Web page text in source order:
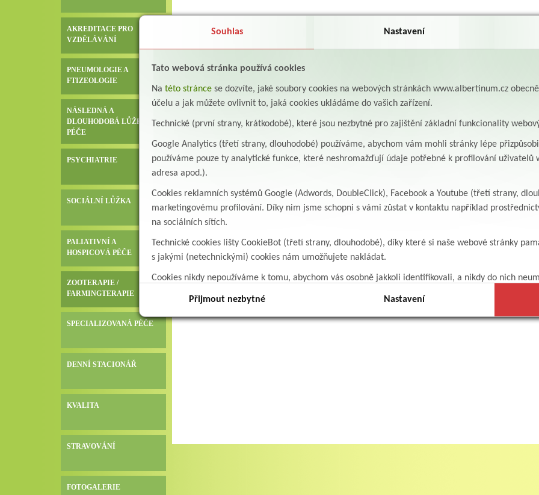
AKREDITACE PRO
VZDĚLÁVÁNÍ
PNEUMOLOGIE A
FTIZEOLOGIE
NÁSLEDNÁ A
DLOUHODOBÁ LŮŽKOVÁ
PÉČE
PSYCHIATRIE
SOCIÁLNÍ LŮŽKA
PALIATIVNÍ A
HOSPICOVÁ PÉČE
ZOOTERAPIE /
FARMINGTERAPIE
SPECIALIZOVANÁ PÉČE
DENNÍ STACIONÁŘ
KVALITA
STRAVOVÁNÍ
FOTOGALERIE
Souhlas Nastavení
Tato webová stránka používá cookies
Na této stránce se dozvíte, jaké soubory cookies na webových stránkách www.albertinum.cz
účelu a jak můžete ovlivnit to, jaká cookies ukládáme do vašich zařízení.
Technické (první strany, krátkodobé), které jsou nezbytné pro zajištění základní funkcionality
Google Analytics (třetí strany, dlouhodobé) používáme, abychom vám mohli stránky lépe
používáme pouze ty analytické funkce, které neshromažďují údaje potřebné k profilování uživatelů
adresa apod.).
Cookies reklamních systémů Google (Adwords, DoubleClick), Facebook a Youtube (třetí strany,
marketingovému profilování. Díky nim jsme schopni s vámi zůstat v kontaktu například
na sociálních sítích.
Technické cookies lišty CookieBot (třetí strany, dlouhodobé), díky které si naše webové stránky
s jakými (netechnickými) cookies nám umožňujete nakládat.
Cookies nikdy nepoužíváme k tomu, abychom vás osobně jakkoli identifikovali, a nikdy do nich
Přijmout nezbytné Nastavení